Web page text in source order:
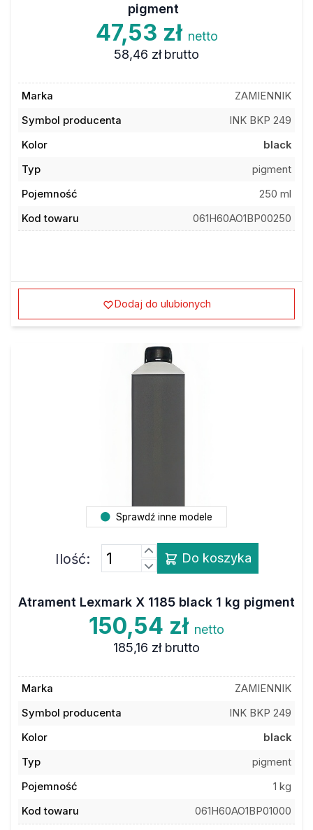
pigment
47,53 zł netto
58,46 zł brutto
Marka
ZAMIENNIK
Symbol producenta
INK BKP 249
Kolor
black
Typ
pigment
Pojemność
250 ml
Kod towaru
061H60AO1BP00250
Dodaj do ulubionych
Sprawdź inne modele
Ilość: Do koszyka
Atrament Lexmark X 1185 black 1 kg pigment
150,54 zł netto
185,16 zł brutto
Marka
ZAMIENNIK
Symbol producenta
INK BKP 249
Kolor
black
Typ
pigment
Pojemność
1 kg
Kod towaru
061H60AO1BP01000